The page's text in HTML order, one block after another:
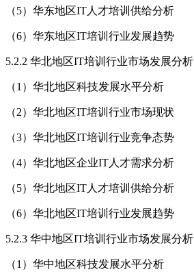
（5）华东地区IT人才培训供给分析
（6）华东地区IT培训行业发展趋势
5.2.2 华北地区IT培训行业市场发展分析
（1）华北地区科技发展水平分析
（2）华北地区IT培训行业市场现状
（3）华北地区IT培训行业竞争态势
（4）华北地区企业IT人才需求分析
（5）华北地区IT人才培训供给分析
（6）华北地区IT培训行业发展趋势
5.2.3 华中地区IT培训行业市场发展分析
（1）华中地区科技发展水平分析